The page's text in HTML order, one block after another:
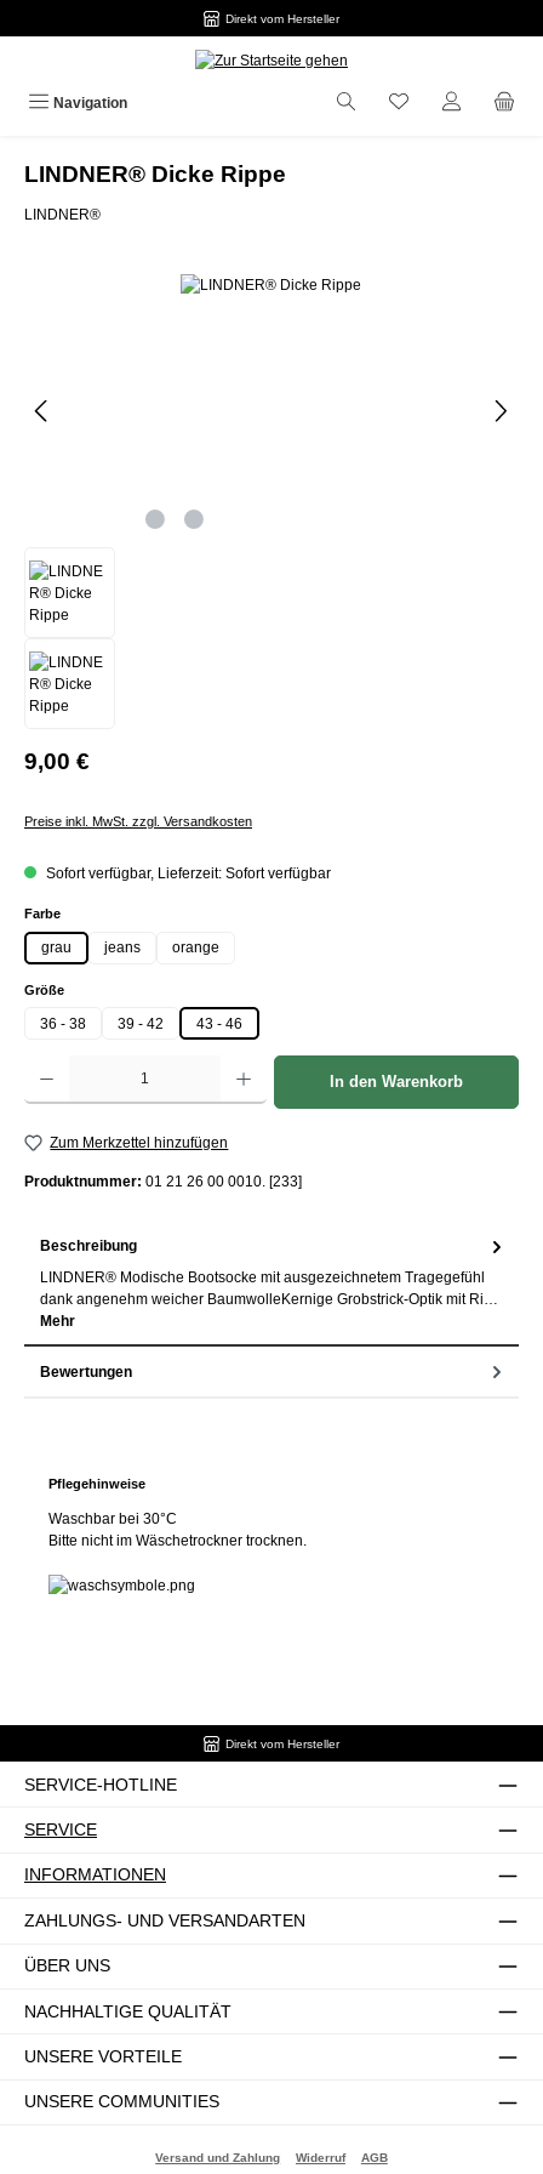
Direkt vom Hersteller
Navigation
LINDNER® Dicke Rippe
LINDNER®
Bildergalerie überspringen
9,00 €
Preise inkl. MwSt. zzgl. Versandkosten
Sofort verfügbar, Lieferzeit: Sofort verfügbar
Farbeauswählen
grau jeans orange
Größeauswählen
36 - 38 39 - 42 43 - 46
Produkt Anzahl: Gib den gewünschten Wert ein oder benutze die Schaltflächen um die
In den Warenkorb
Zum Merkzettel hinzufügen
Produktnummer: 01 21 26 00 0010. [233]
Beschreibung
LINDNER® Modische Bootsocke mit ausgezeichnetem Tragegefühl
dank angenehm weicher BaumwolleKernige Grobstrick-Optik mit Ri…
Mehr
Bewertungen
Pflegehinweise
Waschbar bei 30°C
Bitte nicht im Wäschetrockner trocknen.
Direkt vom Hersteller
SERVICE-HOTLINE
SERVICE
INFORMATIONEN
ZAHLUNGS- UND VERSANDARTEN
ÜBER UNS
NACHHALTIGE QUALITÄT
UNSERE VORTEILE
UNSERE COMMUNITIES
Versand und Zahlung Widerruf AGB